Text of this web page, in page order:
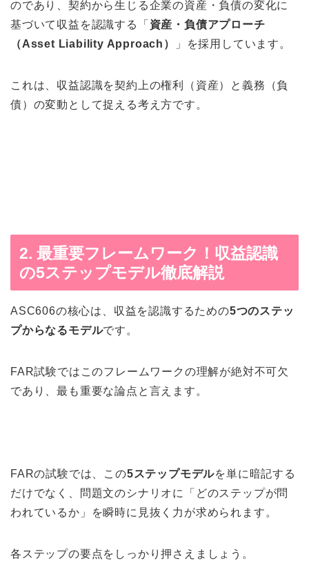
のであり、契約から生じる企業の資産・負債の変化に
基づいて収益を認識する「 資産・負債アプローチ
（Asset Liability Approach）
」を採用しています。
これは、収益認識を契約上の権利（資産）と義務（負
債）の変動として捉える考え方です。
2. 最重要フレームワーク！収益認識
の5ステップモデル徹底解説
ASC606の核心は、収益を認識するための5つのステッ
プからなるモデルです。
FAR試験ではこのフレームワークの理解が絶対不可欠
であり、最も重要な論点と言えます。
FARの試験では、この5ステップモデルを単に暗記する
だけでなく、問題文のシナリオに「どのステップが問
われているか」を瞬時に見抜く力が求められます。
各ステップの要点をしっかり押さえましょう。